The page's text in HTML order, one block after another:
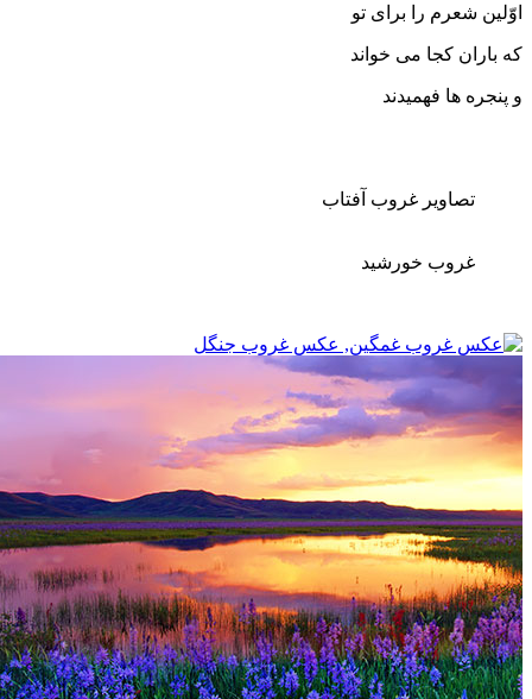
را برای تو
کجا می خواند
ها فهمیدند
غروب آفتاب
خورشید